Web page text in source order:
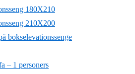
180X210
210X200
bokselevationssenge
– 1 personers